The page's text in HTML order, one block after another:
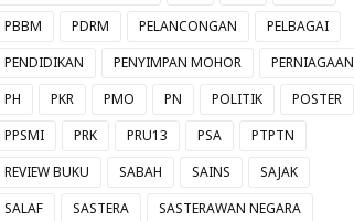
PBBM
PDRM PELANCONGAN
PELBAGAI
PENDIDIKAN
PENYIMPAN MOHOR
PERNIAGAAN
PH
PKR PMO PN POLITIK
POSTER
PPSMI
PRK PRU13 PSA
PTPTN
REVIEW BUKU
SABAH SAINS
SAJAK
SALAF
SASTERA
SASTERAWAN NEGARA